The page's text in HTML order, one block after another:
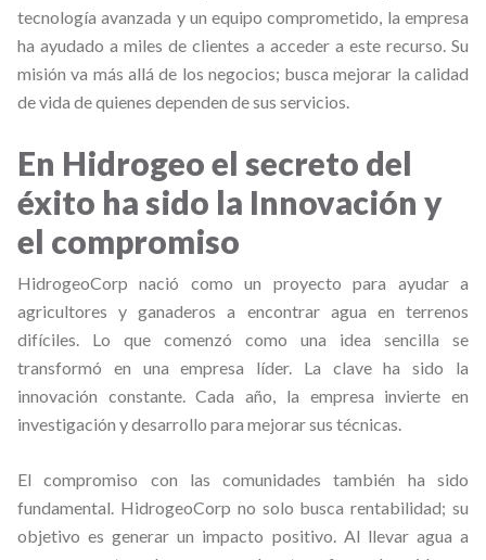
tecnología avanzada y un equipo comprometido, la empresa
ha ayudado a miles de clientes a acceder a este recurso. Su
misión va más allá de los negocios; busca mejorar la calidad
de vida de quienes dependen de sus servicios.
En Hidrogeo el secreto del
éxito ha sido la Innovación y
el compromiso
HidrogeoCorp nació como un proyecto para ayudar a
agricultores y ganaderos a encontrar agua en terrenos
difíciles. Lo que comenzó como una idea sencilla se
transformó en una empresa líder. La clave ha sido la
innovación constante. Cada año, la empresa invierte en
investigación y desarrollo para mejorar sus técnicas.
El compromiso con las comunidades también ha sido
fundamental. HidrogeoCorp no solo busca rentabilidad; su
objetivo es generar un impacto positivo. Al llevar agua a